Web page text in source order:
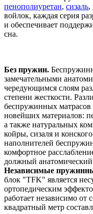
пенополиуретан, сизаль,
войлок, каждая серия
и обеспечивает
сна.
Без пружин.
замечательными
чередующимся слоям
степени жесткости.
беспружинных матрасов
новейших материалов:
а также натуральных
койры, сизаля и
наполнителей
комфортное
должный
Независимые
блок "TFK" является
ортопедическим
работает независимо от
квадратный метр